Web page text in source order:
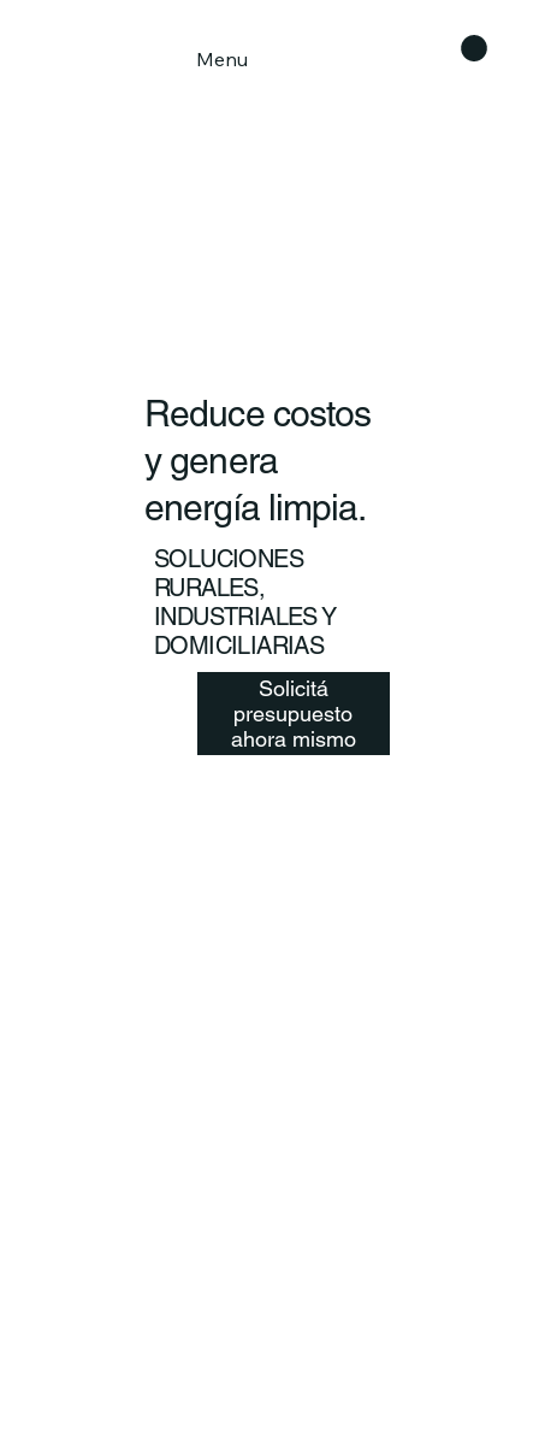
Menu
Reduce costos
y genera
energía limpia.
SOLUCIONES
RURALES,
INDUSTRIALES Y
DOMICILIARIAS
Solicitá
presupuesto
ahora mismo